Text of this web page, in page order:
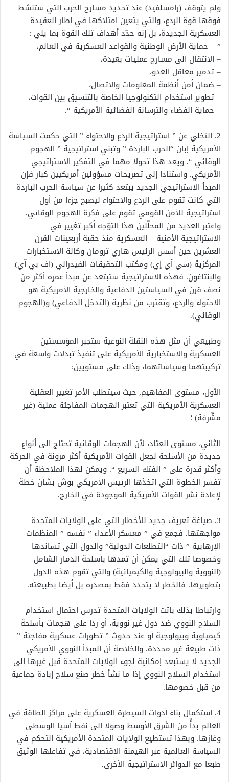
ولم يتوقف (رامسلفيد) عند تحديد مسارح الحرب التي ستنشط
فوقها قوة الردع، والتي يتعين امتلاكها في إطار العقيدة
العسكرية الجديدة، بل إنه حدّد أهداف تلك القوة بما يلي :
” – حماية الأرض الوطنية والقواعد العسكرية في العالم،
– الانتقال الى مسارح عمليات بعيدة،
– تدمير معاقل العدو،
– ضمان أمن أنظمة المعلومات والاتصال،
– تطوير استخدام التكنولوجيا الخاصة بالتنسيق بين القوات،
– حماية الفضاء والترسانة الفضائية الأمريكية “.
2. التخلي عن ” استراتيجية الردع والاحتواء ” التي حكمت السياسة
الأمريكية إبان “الحرب الباردة ” وتبني استراتيجية ” الهجوم
الوقائي “. ويعد هذا تحولا مهما في التفكير الاستراتيجي
الأمريكي. واستنادا إلى تصريحات مسؤولين أمريكيين كبار فإن
المبدأ الاستراتيجي الجديد يبتعد كثيرا عن سياسة الحرب الباردة
التي كانت تقوم على الردع والاحتواء ليصبح جزءا من أول
استراتيجية للأمن القومي تقوم على فكرة الهجوم الوقائي.
واعتبر العديد من المحلّلين هذا التوّجه أكبر تغيير في
الاستراتيجية الأمنية – العسكرية منذ حقبة أربعينات القرن
العشرين حين أسس الرئيس هاري ترومان وكالة الاستخبارات
المركزية (سي آي إي) ومكتب التحقيقات الفيدرالي (اف بي آي)
والبنتاغون. فهذه الاستراتيجية ستبتعد عن مبدأ عمره أكثر من
نصف قرن في السياستين الدفاعية والخارجية الأمريكية هو
الاحتواء والردع، وتقترب من نظرية (التدخل الدفاعي) و(الهجوم
الوقائي).
وطبيعي أن مثل هذه النقلة النوعية ستجبر المؤسستين
العسكرية والاستخبارية الأمريكية على تنفيذ تبدلات واسعة في
تركيبتهما وسياساتهما، وذلك على مستويين:
الأول، مستوى المفاهيم, حيث سيتطلب الأمر تغيير العقلية
العسكرية الأمريكية التي تعتبر الهجمات المفاجئة عملية (غير
مشّرفة) ؛
الثاني، مستوى العتاد، لأن الهجمات الوقائية تحتاج الى أنواع
جديدة من الأسلحة لجعل القوات الأمريكية أكثر مرونة في الحركة
وأكثر قدرة على ” الفتك السريع “. ويمكن لهذا الملاحظة أن
تفسر الخطوة التي اتخذها الرئيس الأمريكي بوش بشأن خطة
لإعادة نشر القوات الأمريكية الموجودة في الخارج.
3. صياغة تعريف جديد للأخطار التي على الولايات المتحدة
مواجهتها. فجمع في ” معسكر الأعداء ” نفسه ” المنظمات
الإرهابية ” ذات “التطلعات الدولية” والدول التي تساندها
وخصوصا تلك التي يمكن أن تمدها بأسلحة الدمار الشامل
(النووية والبيولوجية والكيميائية) والتي تقوم هذه الدول
بتطويرها. فالخطر لا يتحدد فقط بمصدره بل أيضا بطبيعته.
وارتباطا بذلك باتت الولايات المتحدة تدرس احتمال استخدام
السلاح النووي ضد دول غير نووية، أو ردا على هجمات بأسلحة
كيمياوية وبيولوجية أو عند حدوث ” تطورات عسكرية مفاجئة ”
ذات طبيعة غير محددة. والخلاصة أن المبدأ النووي الأمريكي
الجديد لا يستبعد إمكانية لجوء الولايات المتحدة قبل غيرها إلى
استخدام السلاح النووي إذا ما نشأ خطر صنع سلاح إبادة جماعية
من قبل خصومها.
4. استكمال بناء أدوات السيطرة العسكرية على مراكز الطاقة في
العالم بدأً من الشرق الأوسط وصولا إلى نفط آسيا الوسطى
وغازها. وبهذا تستطيع الولايات المتحدة الأمريكية التحكم في
السياسة العالمية عبر الهيمنة الاقتصادية، في تفاعلها الوثيق
طبعا مع الدوائر الاستراتيجية الأخرى.